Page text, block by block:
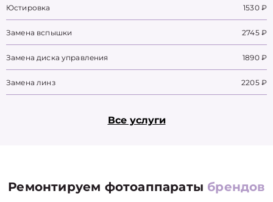
Юстировка 1530 ₽
Замена вспышки 2745 ₽
Замена диска управления 1890 ₽
Замена линз 2205 ₽
Все услуги
Ремонтируем фотоаппараты брендов